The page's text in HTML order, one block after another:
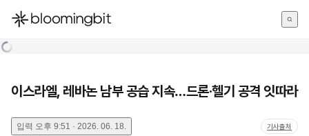
한국어
이스라엘, 레바논 남부 공습 지속…드론·헬기 공격 잇따라
입력 오후 9:51 · 2026. 06. 18. 기사출처